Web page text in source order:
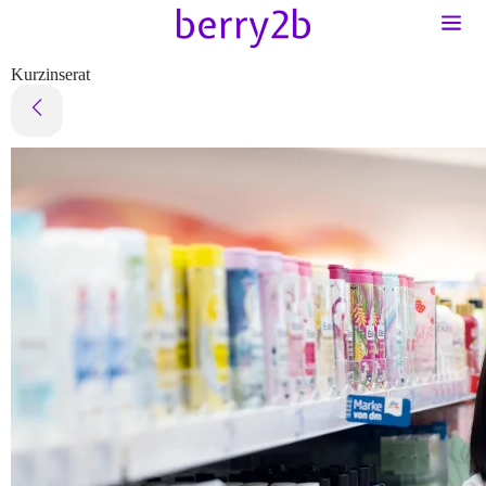
Kurzinserat